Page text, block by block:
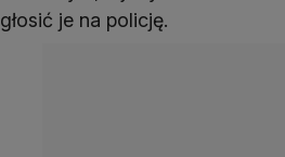
je na policję.